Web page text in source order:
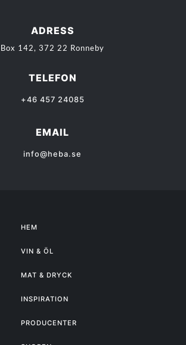
ADRESS
Box 142, 372 22 Ronneby
TELEFON
+46 457 24085
EMAIL
info@heba.se
HEM
VIN & ÖL
MAT & DRYCK
INSPIRATION
PRODUCENTER